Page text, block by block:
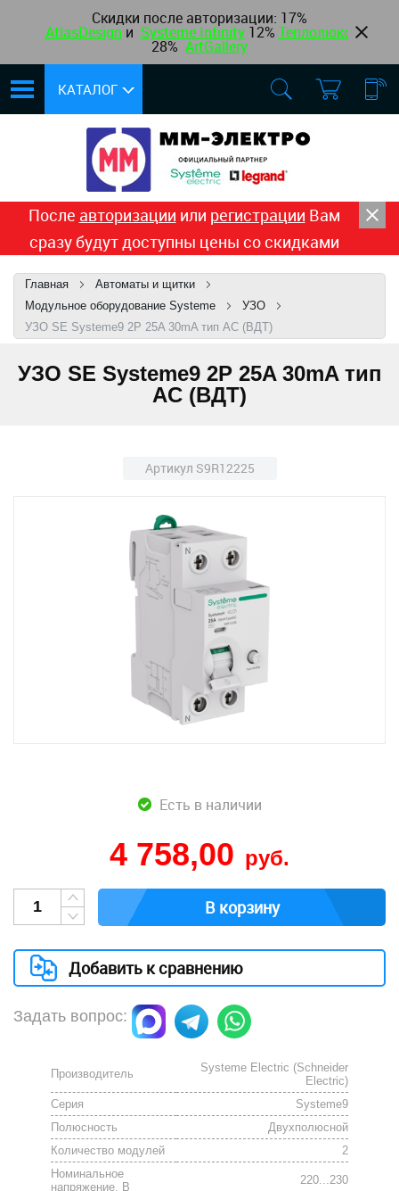
Скидки после авторизации: 17%
AtlasDesign и Systeme Infinity12% Теплолюкс
28% ArtGallery
КАТАЛОГ
После авторизации или регистрации Вам
сразу будут доступны цены со скидками
Главная
Автоматы и щитки
Модульное оборудование Systeme
УЗО
УЗО SE Systeme9 2P 25A 30mA тип AC (ВДТ)
УЗО SE Systeme9 2P 25A 30mA тип
AC (ВДТ)
Артикул S9R12225
Есть в наличии
4 758,00 руб.
В корзину
Добавить к сравнению
Задать вопрос:
Производитель
Systeme Electric (Schneider
Electric)
Серия
Systeme9
Полюсность
Двухполюсной
Количество модулей
2
Номинальное
напряжение, В
220...230